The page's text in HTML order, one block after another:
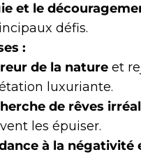
et le
défis.
:
de la nature et
luxuriante.
de rêves
les épuiser.
à la négativité